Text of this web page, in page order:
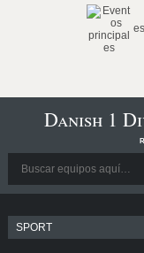
Danish 1